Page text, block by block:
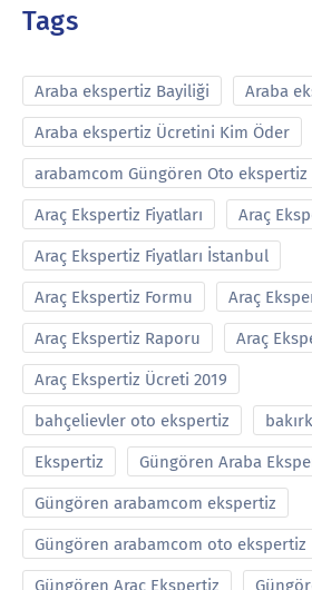
Tags
Araba ekspertiz Bayiliği Araba
Araba ekspertiz Ücretini Kim Öder
arabamcom Güngören Oto ekspertiz
Araç Ekspertiz Fiyatları Araç
Araç Ekspertiz Fiyatları İstanbul
Araç Ekspertiz Formu Araç
Araç Ekspertiz Raporu Araç
Araç Ekspertiz Ücreti 2019
bahçelievler oto ekspertiz
Ekspertiz Güngören Araba
Güngören arabamcom ekspertiz
Güngören arabamcom oto ekspertiz
Güngören Araç Ekspertiz